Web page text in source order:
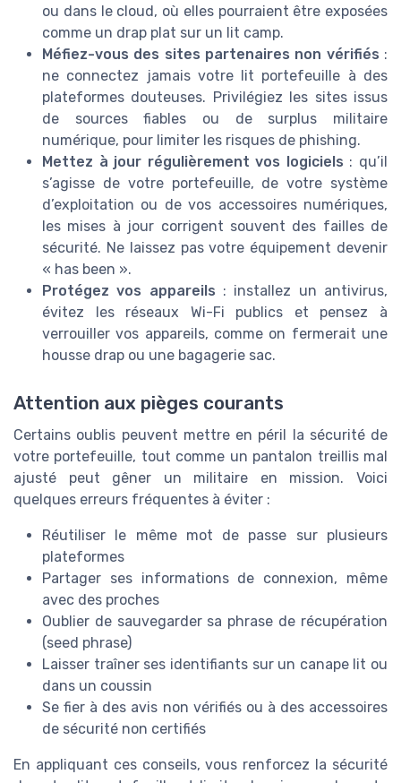
ou dans le cloud, où elles pourraient être exposées
comme un drap plat sur un lit camp.
Méfiez-vous des sites partenaires non vérifiés :
ne connectez jamais votre lit portefeuille à des
plateformes douteuses. Privilégiez les sites issus
de sources fiables ou de surplus militaire
numérique, pour limiter les risques de phishing.
Mettez à jour régulièrement vos logiciels : qu’il
s’agisse de votre portefeuille, de votre système
d’exploitation ou de vos accessoires numériques,
les mises à jour corrigent souvent des failles de
sécurité. Ne laissez pas votre équipement devenir
« has been ».
Protégez vos appareils : installez un antivirus,
évitez les réseaux Wi-Fi publics et pensez à
verrouiller vos appareils, comme on fermerait une
housse drap ou une bagagerie sac.
Attention aux pièges courants
Certains oublis peuvent mettre en péril la sécurité de
votre portefeuille, tout comme un pantalon treillis mal
ajusté peut gêner un militaire en mission. Voici
quelques erreurs fréquentes à éviter :
Réutiliser le même mot de passe sur plusieurs
plateformes
Partager ses informations de connexion, même
avec des proches
Oublier de sauvegarder sa phrase de récupération
(seed phrase)
Laisser traîner ses identifiants sur un canape lit ou
dans un coussin
Se fier à des avis non vérifiés ou à des accessoires
de sécurité non certifiés
En appliquant ces conseils, vous renforcez la sécurité